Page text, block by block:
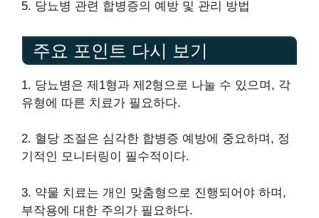
5. 당뇨병 관련 합병증의 예방 및 관리 방법
주요 포인트 다시 보기
1. 당뇨병은 제1형과 제2형으로 나눌 수 있으며, 각
유형에 따른 치료가 필요하다.
2. 혈당 조절은 심각한 합병증 예방에 중요하며, 정
기적인 모니터링이 필수적이다.
3. 약물 치료는 개인 맞춤형으로 진행되어야 하며,
부작용에 대한 주의가 필요하다.